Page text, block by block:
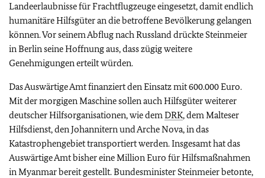
Landeerlaubnisse für Frachtflugzeuge eingesetzt, damit endlich
humanitäre Hilfsgüter an die betroffene Bevölkerung gelangen
können. Vor seinem Abflug nach Russland drückte Steinmeier
in Berlin seine Hoffnung aus, dass zügig weitere
Genehmigungen erteilt würden.
Das Auswärtige Amt finanziert den Einsatz mit 600.000 Euro.
Mit der morgigen Maschine sollen auch Hilfsgüter weiterer
deutscher Hilfsorganisationen, wie demDRK, dem Malteser
Hilfsdienst, den Johannitern und Arche Nova, in das
Katastrophengebiet transportiert werden. Insgesamt hat das
Auswärtige Amt bisher eine Million Euro für Hilfsmaßnahmen
in Myanmar bereit gestellt. Bundesminister Steinmeier betonte,